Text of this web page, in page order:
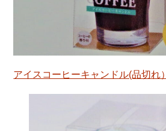
アイスコーヒーキャンドル(品切れ）